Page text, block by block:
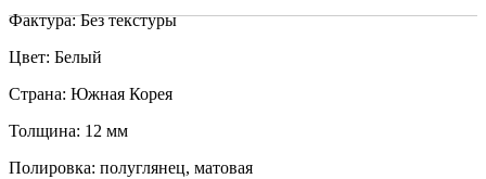
Фактура: Без текстуры
Цвет: Белый
Страна: Южная Корея
Толщина: 12 мм
Полировка: полуглянец, матовая